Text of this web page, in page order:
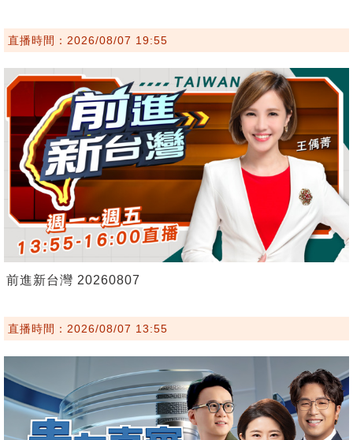
直播時間：2026/08/07 19:55
前進新台灣 20260807
直播時間：2026/08/07 13:55